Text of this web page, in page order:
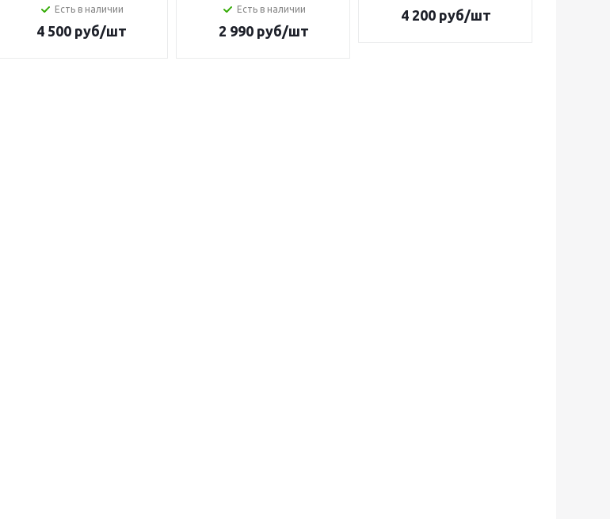
Есть в наличии
4 500руб/шт
Есть в наличии
2 990руб/шт
4 200руб/шт